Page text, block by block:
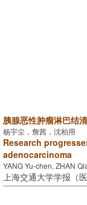
胰腺恶性肿瘤淋巴结
杨宇尘，詹茜，沈柏用
Research
adenocarcinoma
YANG Yu-chen, ZHAN
上海交通大学学报（